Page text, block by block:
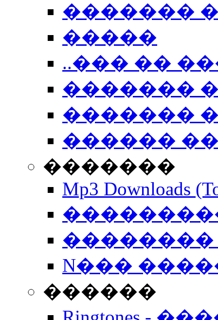
�������
�����
..��� ��
�������
�������
������
�������
Mp3 Downloads
��������
N���
������